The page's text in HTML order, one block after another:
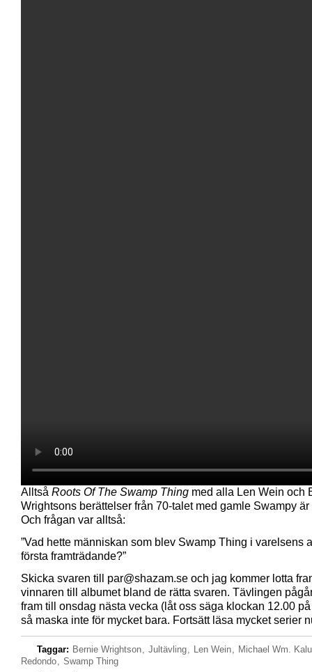
Alltså Roots Of The Swamp Thing med alla Len Wein och
Wrightsons berättelser från 70-talet med gamle Swampy är
Och frågan var alltså:
”Vad hette människan som blev Swamp Thing i varelsens
första framträdande?”
Skicka svaren till par@shazam.se och jag kommer lotta
vinnaren till albumet bland de rätta svaren. Tävlingen
fram till onsdag nästa vecka (låt oss säga klockan 12.00
så maska inte för mycket bara. Fortsätt läsa mycket serier
Taggar: Bernie Wrightson, Jultävling, Len Wein, Michael Wm.
Redondo, Swamp Thing